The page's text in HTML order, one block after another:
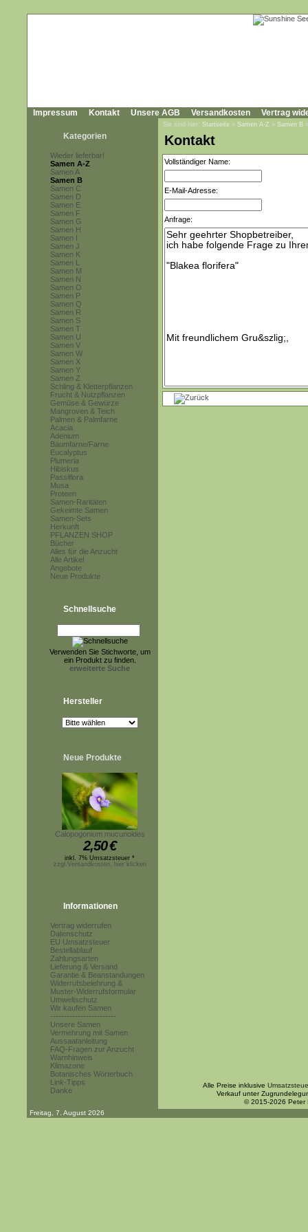
Impressum Kontakt Unsere AGB Versandkosten Vertrag
Kategorien
Wieder lieferbar!
Samen A-Z
Samen A
Samen B
Samen C
Samen D
Samen E
Samen F
Samen G
Samen H
Samen I
Samen J
Samen K
Samen L
Samen M
Samen N
Samen O
Samen P
Samen Q
Samen R
Samen S
Samen T
Samen U
Samen V
Samen W
Samen X
Samen Y
Samen Z
Schling & Kletterpflanzen
Frucht & Nutzpflanzen
Gemüse & Gewürze
Mangroven & Teich
Palmen & Palmfarne
Acacia
Adenium
Baumfarne/Farne
Eucalyptus
Plumeria
Hibiskus
Passiflora
Musa
Proteen
Samen-Raritäten
Gekeimte Samen
Samen-Sets
Herkunft
PFLANZEN SHOP
Bücher
Alles für die Anzucht
Alle Artikel
Angebote
Neue Produkte
Schnellsuche
Verwenden Sie Stichworte, um
ein Produkt zu finden.
erweiterte Suche
Hersteller
Neue Produkte
Calopogonium mucunoides
2,50€
inkl. 7% Umsatzsteuer *
zzgl.Versandkosten, hier klicken
Informationen
Vertrag widerrufen
Datenschutz
EU Umsatzsteuer
Bestellablauf
Zahlungsarten
Lieferung & Versand
Garantie & Beanstandungen
Widerrufsbelehrung &
Muster-Widerrufsformular
Umweltschutz
Wir kaufen Samen
------------------------
Unsere Samen
Vermehrung mit Samen
Aussaatanleitung
FAQ-Fragen zur Anzucht
Warnhinweis
Klimazone
Botanisches Wörterbuch
Link-Tipps
Danke
Sie sind hier: Startseite » Samen A-Z » Samen B
Kontakt
Vollständiger Name:
E-Mail-Adresse:
Anfrage:
Alle Preise inklusive
Verkauf unter
© 2015-2026 Peter
Freitag, 7. August 2026